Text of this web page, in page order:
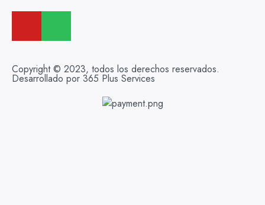
Copyright © 2023, todos los derechos reservados.
Desarrollado por 365 Plus Services